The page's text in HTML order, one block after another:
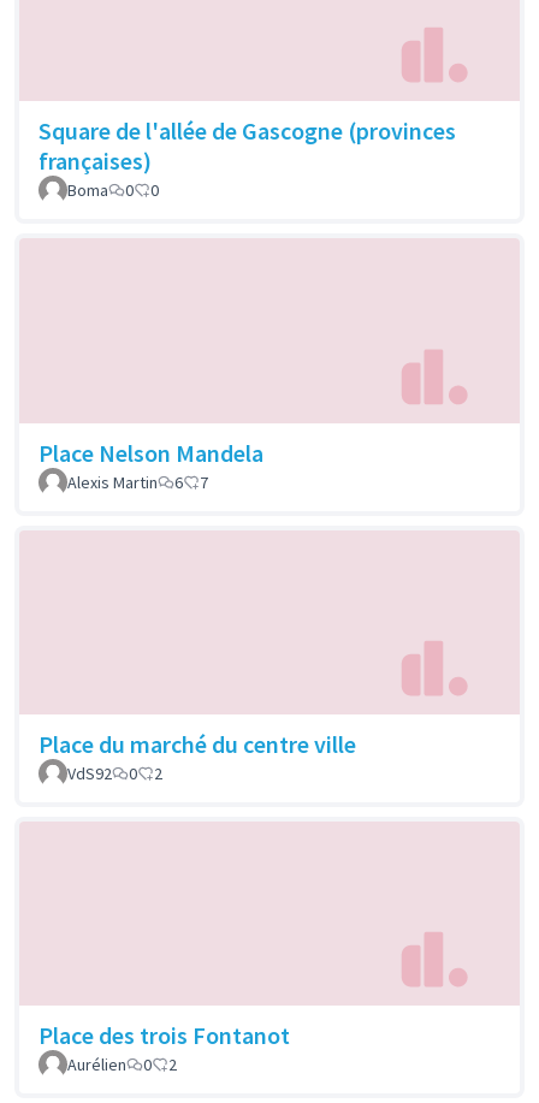
Square de l'allée de Gascogne (provinces
françaises)
Boma 0 0
Place Nelson Mandela
Alexis Martin 6 7
Place du marché du centre ville
VdS92 0 2
Place des trois Fontanot
Aurélien 0 2